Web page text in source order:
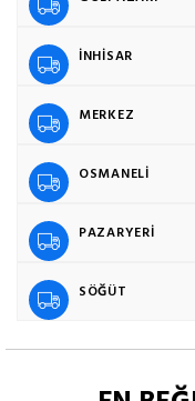
İNHİSAR
MERKEZ
OSMANELİ
PAZARYERİ
SÖĞÜT